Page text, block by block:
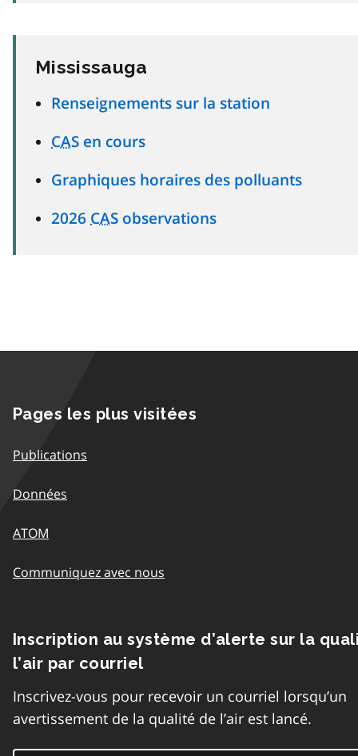
Mississauga
Renseignements sur la station
CAS en cours
Graphiques horaires des polluants
2026 CAS observations
Pages les plus visitées
Publications
Données
ATOM
Communiquez avec nous
Inscription au système d’alerte sur la
l’air par courriel
Inscrivez-vous pour recevoir un courriel lorsqu’un
avertissement de la qualité de l’air est lancé.